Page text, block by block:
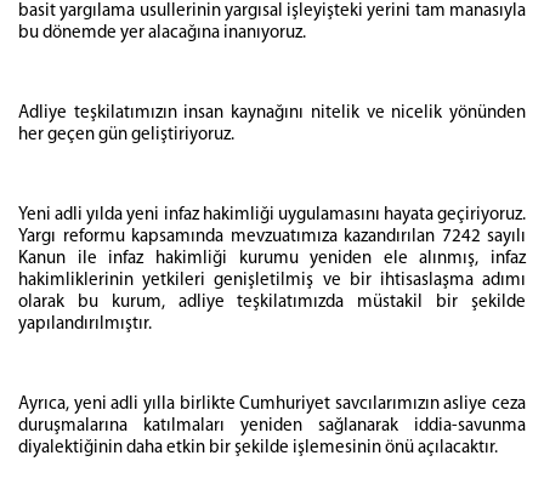
basit yargılama usullerinin yargısal işleyişteki yerini tam manasıyla
bu dönemde yer alacağına inanıyoruz.
Adliye teşkilatımızın insan kaynağını nitelik ve nicelik yönünden
her geçen gün geliştiriyoruz.
Yeni adli yılda yeni infaz hakimliği uygulamasını hayata geçiriyoruz.
Yargı reformu kapsamında mevzuatımıza kazandırılan 7242 sayılı
Kanun ile infaz hakimliği kurumu yeniden ele alınmış, infaz
hakimliklerinin yetkileri genişletilmiş ve bir ihtisaslaşma adımı
olarak bu kurum, adliye teşkilatımızda müstakil bir şekilde
yapılandırılmıştır.
Ayrıca, yeni adli yılla birlikte Cumhuriyet savcılarımızın asliye ceza
duruşmalarına katılmaları yeniden sağlanarak iddia-savunma
diyalektiğinin daha etkin bir şekilde işlemesinin önü açılacaktır.